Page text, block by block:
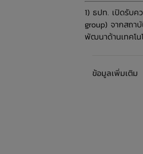
1) ธปท. เปิดรับค
group) จากสถา
พัฒนาด้านเทคโน
ข้อมูลเพิ่มเติม